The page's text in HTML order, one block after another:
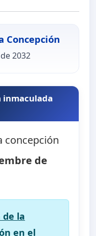
Concepción
2032
inmaculada
concepción
de
de la
en el